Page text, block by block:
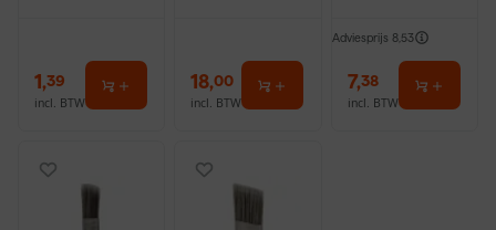
1,39
incl. BTW
18,00
incl. BTW
Adviesprijs 8,53
7,38
incl. BTW